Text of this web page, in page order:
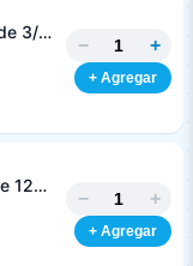
3/8
− +
+ Agregar
12
− +
+ Agregar